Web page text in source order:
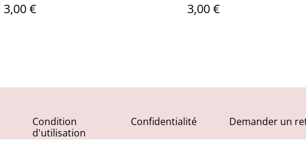
3,00 €
3,00 €
Condition
d'utilisation
Confidentialité Demander un